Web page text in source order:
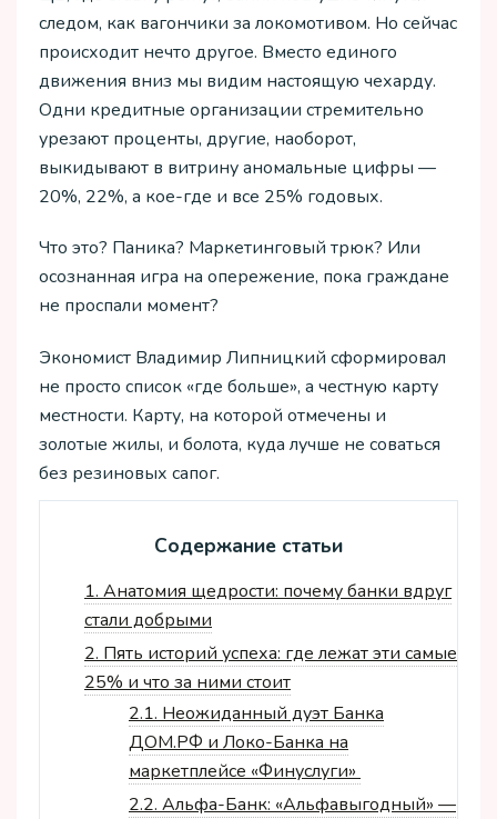
следом, как вагончики за локомотивом. Но сейчас
происходит нечто другое. Вместо единого
движения вниз мы видим настоящую чехарду.
Одни кредитные организации стремительно
урезают проценты, другие, наоборот,
выкидывают в витрину аномальные цифры —
20%, 22%, а кое-где и все 25% годовых.
Что это? Паника? Маркетинговый трюк? Или
осознанная игра на опережение, пока граждане
не проспали момент?
Экономист Владимир Липницкий сформировал
не просто список «где больше», а честную карту
местности. Карту, на которой отмечены и
золотые жилы, и болота, куда лучше не соваться
без резиновых сапог.
Содержание статьи
1.Анатомия щедрости: почему банки вдруг
стали добрыми
2.Пять историй успеха: где лежат эти самые
25% и что за ними стоит
2.1.Неожиданный дуэт Банка
ДОМ.РФ и Локо-Банка на
маркетплейсе «Финуслуги»
2.2.Альфа-Банк: «Альфавыгодный» —